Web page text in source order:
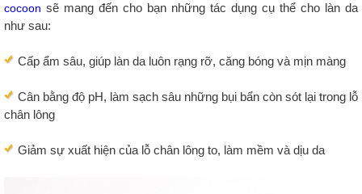
cocoon sẽ mang đến cho bạn những tác dụng cụ thể cho làn da
như sau:
Cấp ẩm sâu, giúp làn da luôn rạng rỡ, căng bóng và mịn màng
Cân bằng độ pH, làm sạch sâu những bụi bẩn còn sót lại trong lỗ
chân lông
Giảm sự xuất hiện của lỗ chân lông to, làm mềm và dịu da